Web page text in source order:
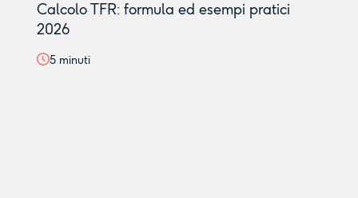
Calcolo TFR: formula ed esempi pratici
2026
5minuti